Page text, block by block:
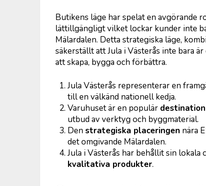
Butikens läge har spelat en avgörande
lättillgängligt vilket lockar kunder inte
Mälardalen. Detta strategiska läge,
säkerställt att Jula i Västerås inte bara
att skapa, bygga och förbättra.
Jula Västerås representerar en
till en välkänd nationell kedja.
Varuhuset är en populär destination
utbud av verktyg och byggmaterial.
Denstrategiska placeringen nära
det omgivande Mälardalen.
Jula i Västerås har behållit sin
kvalitativa produkter.